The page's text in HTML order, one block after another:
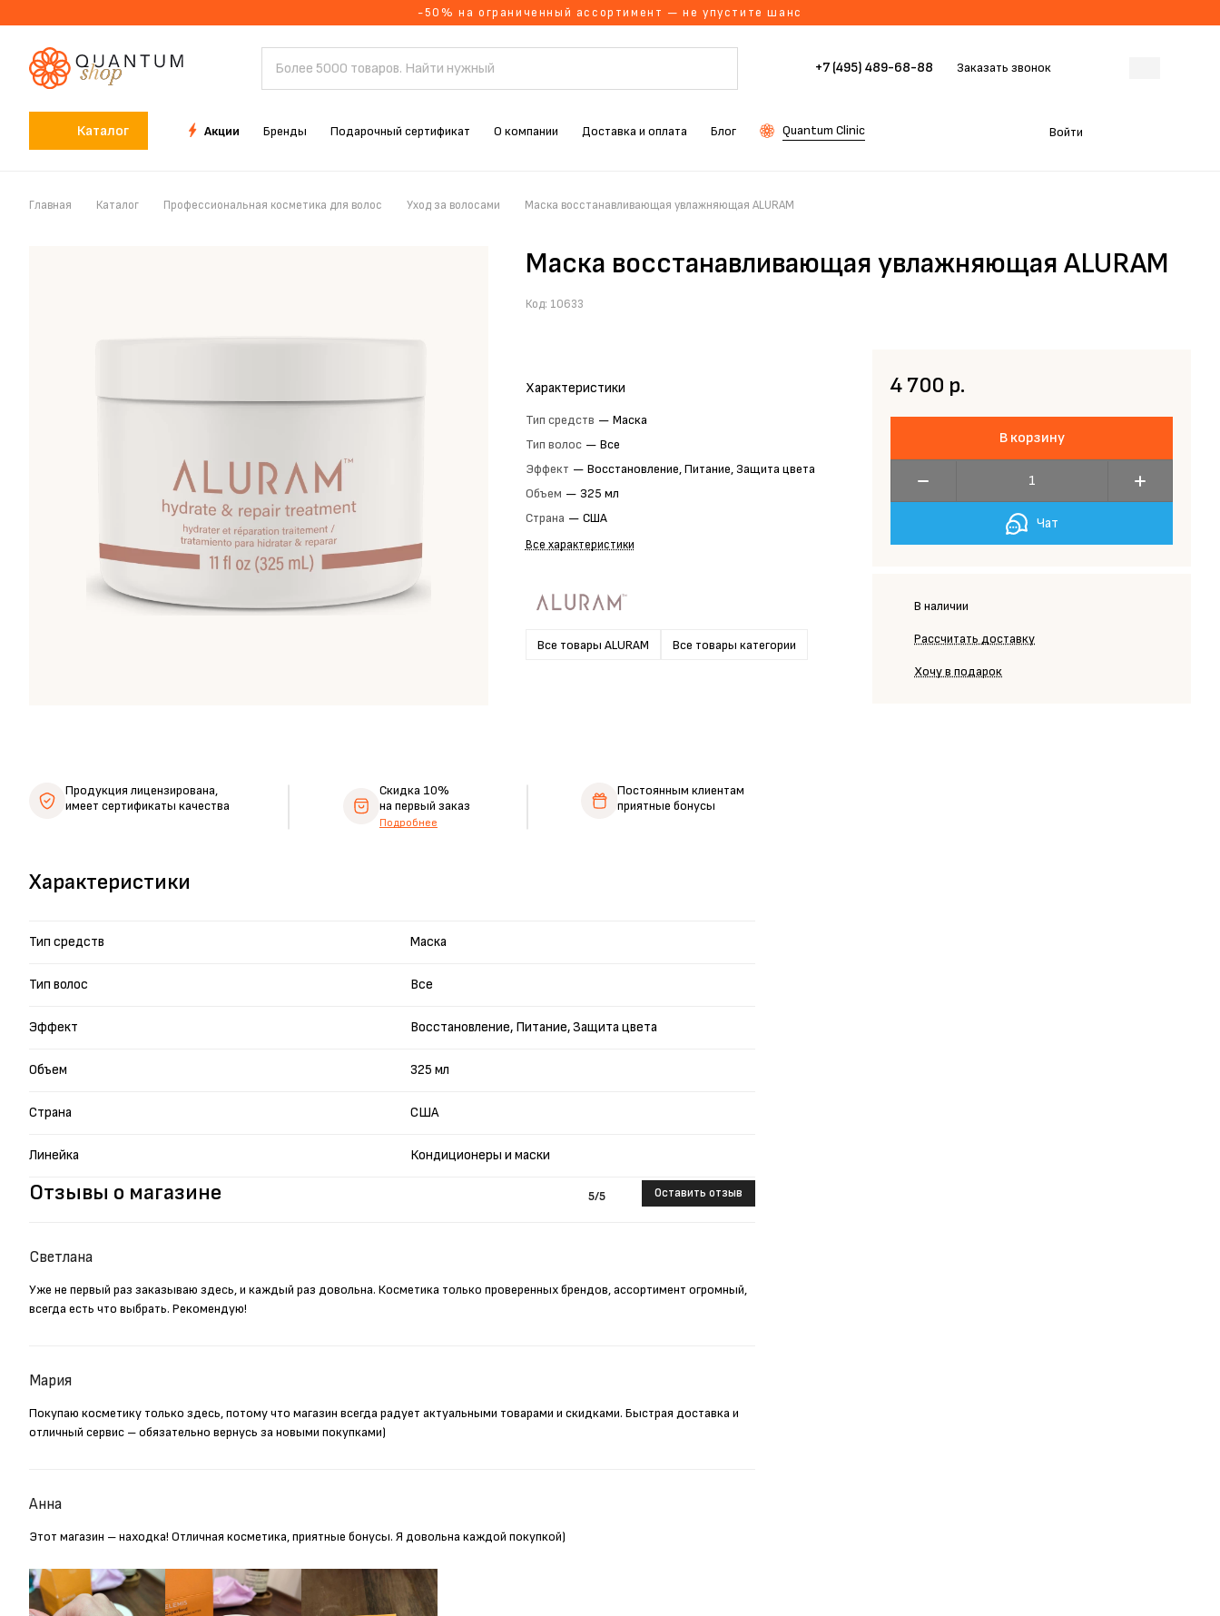
-50% на ограниченный ассортимент — не упустите шанс
+7 (495) 489-68-88 Заказать звонок
Каталог Акции Бренды Подарочный сертификат О компании Доставка и оплата Блог Quantum Clinic Войти
Главная Каталог Профессиональная косметика для волос Уход за волосами Маска восстанавливающая увлажняющая ALURAM
Маска восстанавливающая увлажняющая ALURAM
Код: 10633
Характеристики
Тип средств — Маска
Тип волос — Все
Эффект — Восстановление, Питание, Защита цвета
Объем — 325 мл
Страна — США
Все характеристики
Все товары ALURAM Все товары категории
4 700 р.
В корзину
Чат
В наличии
Рассчитать доставку
Хочу в подарок
Отзывы о магазине 5/5 Оставить отзыв
Светлана
Уже не первый раз заказываю здесь, и каждый раз довольна. Косметика только проверенных брендов, ассортимент огромный,
всегда есть что выбрать. Рекомендую!
Мария
Покупаю косметику только здесь, потому что магазин всегда радует актуальными товарами и скидками. Быстрая доставка и
отличный сервис – обязательно вернусь за новыми покупками)
Анна
Этот магазин – находка! Отличная косметика, приятные бонусы. Я довольна каждой покупкой)
Характеристики
Тип средств Маска
Тип волос Все
Эффект Восстановление, Питание, Защита цвета
Объем 325 мл
Страна США
Линейка Кондиционеры и маски
Продукция лицензирована,
имеет сертификаты качества
Скидка 10%
на первый заказ
Подробнее
Постоянным клиентам
приятные бонусы